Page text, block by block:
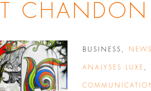
CHANDON
BUSINESS
ANALYSES LUXE